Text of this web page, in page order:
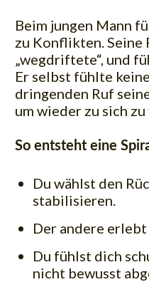
Beim jungen Mann
zu Konflikten. Seine
„wegdriftete“, und
Er selbst fühlte
dringenden Ruf
um wieder zu sich
So entsteht eine
Du wählst den
stabilisieren.
Der andere
Du fühlst dich
nicht bewusst